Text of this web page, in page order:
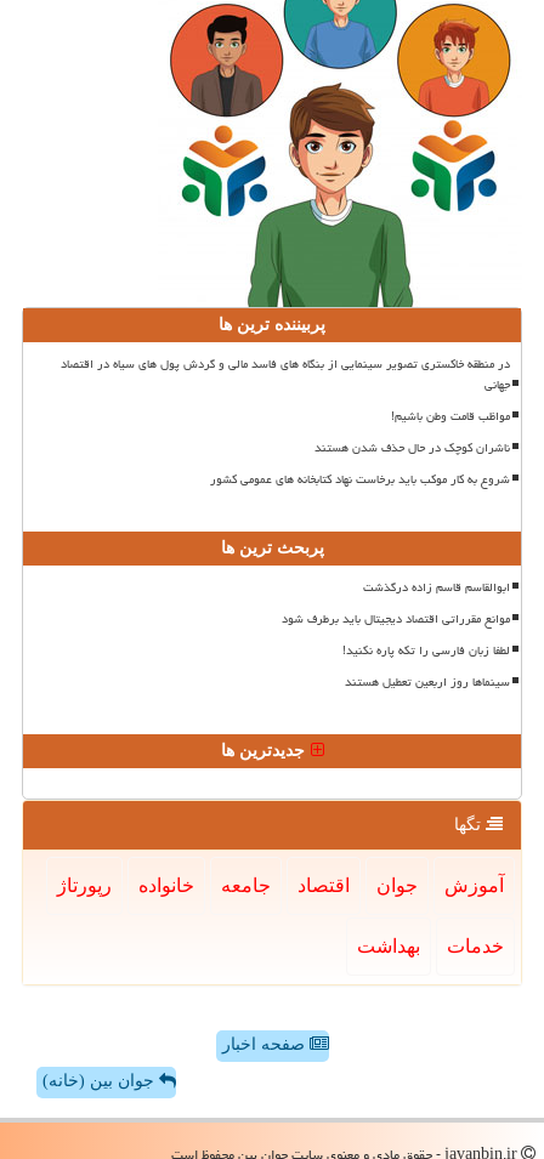
پربیننده ترین ها
در منطقه خاکستری تصویر سینمایی از بنگاه های فاسد مالی و گردش پول های سیاه در اقتصاد
جهانی
مواظب قامت وطن باشیم!
ناشران کوچک در حال حذف شدن هستند
شروع به کار موکب باید برخاست نهاد کتابخانه های عمومی کشور
پربحث ترین ها
ابوالقاسم قاسم زاده درگذشت
موانع مقرراتی اقتصاد دیجیتال باید برطرف شود
لطفا زبان فارسی را تکه پاره نکنید!
سینماها روز اربعین تعطیل هستند
جدیدترین ها
تگها
آموزش جوان اقتصاد جامعه خانواده رپورتاژ
خدمات بهداشت
صفحه اخبار
جوان بین (خانه)